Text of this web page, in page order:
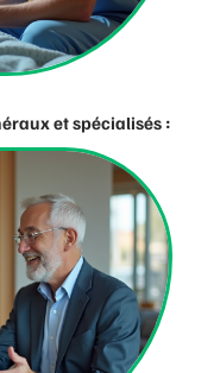
et spécialisés :